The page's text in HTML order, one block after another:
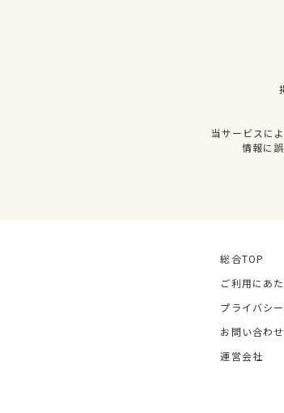
当サービスに
情報に
総合TOP
ご利用にあ
プライバシ
お問い合わせ
運営会社